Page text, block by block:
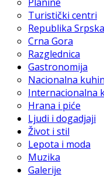
Turistički centri
Republika Srpska
Crna Gora
Razglednica
Gastronomija
Nacionalna
Internacionalna
Hrana i piće
Ljudi i dogadjaji
Život i stil
Lepota i moda
Muzika
Galerije